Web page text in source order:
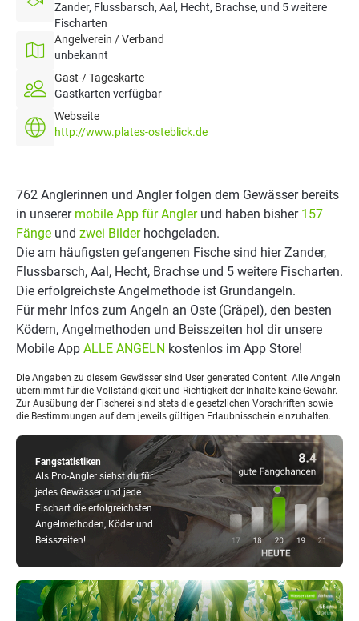
Zander, Flussbarsch, Aal, Hecht, Brachse, und 5 weitere
Fischarten
Angelverein / Verband
unbekannt
Gast-/ Tageskarte
Gastkarten verfügbar
Webseite
http://www.plates-osteblick.de
Fangstatistiken
Als Pro-Angler siehst du für
jedes Gewässer und jede
Fischart die erfolgreichsten
Angelmethoden, Köder und
Beisszeiten!
762 Anglerinnen und Angler folgen dem Gewässer bereits
in unserer mobile App für Anglerund haben bisher 157
Fänge und zwei Bilderhochgeladen.
Die am häufigsten gefangenen Fische sind hier Zander,
Flussbarsch, Aal, Hecht, Brachse und 5 weitere Fischarten.
Die erfolgreichste Angelmethode ist Grundangeln.
Für mehr Infos zum Angeln an Oste (Gräpel), den besten
Ködern, Angelmethoden und Beisszeiten hol dir unsere
Mobile App ALLE ANGELN kostenlos im App Store!
Die Angaben zu diesem Gewässer sind User generated Content. Alle Angeln
übernimmt für die Vollständigkeit und Richtigkeit der Inhalte keine Gewähr.
Zur Ausübung der Fischerei sind stets die gesetzlichen Vorschriften sowie
die Bestimmungen auf dem jeweils gültigen Erlaubnisschein einzuhalten.